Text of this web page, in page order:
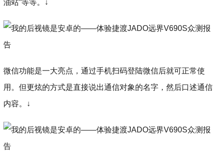
油站”等等。↓
微信功能是一大亮点，通过手机扫码登陆微信后就可正常使
用。但更炫的方式是直接说出通信对象的名字，然后口述通信
内容。↓